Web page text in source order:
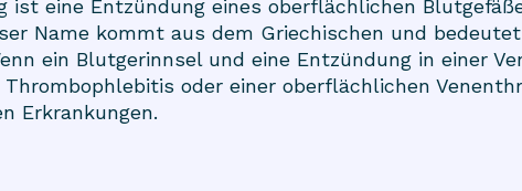
ist eine Entzündung eines oberflächlichen
Name kommt aus dem Griechischen und bedeutet
ein Blutgerinnsel und eine Entzündung in einer
oder einer oberflächlichen
Erkrankungen.